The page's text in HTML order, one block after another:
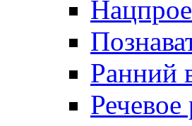
Ранний
Речевое